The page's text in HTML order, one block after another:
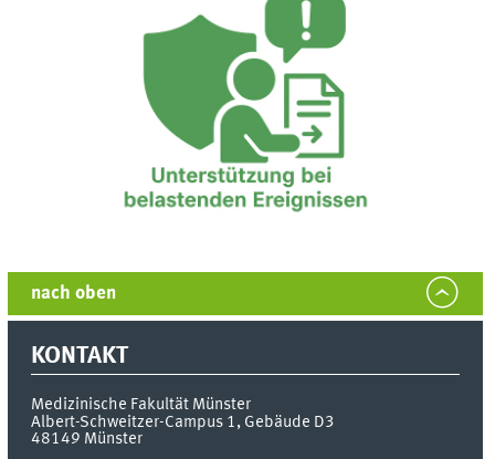
nach oben
KONTAKT
Medizinische Fakultät Münster
Albert-Schweitzer-Campus 1, Gebäude D3
48149 Münster